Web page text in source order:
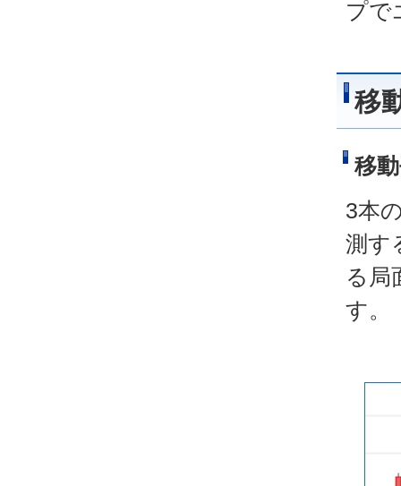
プで
移
移
3本
測す
る局
す。